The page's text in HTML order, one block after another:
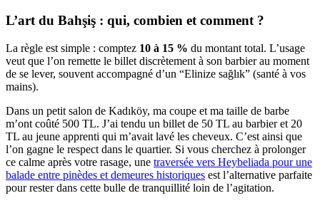
L’art du Bahşiş : qui, combien et comment ?
La règle est simple : comptez 10 à 15 % du montant total. L’usage
veut que l’on remette le billet discrètement à son barbier au moment
de se lever, souvent accompagné d’un “Elinize sağlık” (santé à vos
mains).
Dans un petit salon de Kadıköy, ma coupe et ma taille de barbe
m’ont coûté 500 TL. J’ai tendu un billet de 50 TL au barbier et 20
TL au jeune apprenti qui m’avait lavé les cheveux. C’est ainsi que
l’on gagne le respect dans le quartier. Si vous cherchez à prolonger
ce calme après votre rasage, une traversée vers Heybeliada pour une
balade entre pinèdes et demeures historiques est l’alternative parfaite
pour rester dans cette bulle de tranquillité loin de l’agitation.